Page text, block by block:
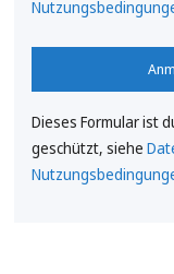
Dieses Formular ist
geschützt, siehe